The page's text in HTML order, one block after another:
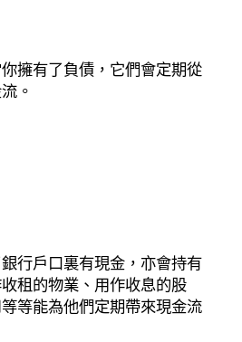
擁有了負債，它們會定期從
。
行戶口裏有現金，亦會持有
租的物業、用作收息的股
等能為他們定期帶來現金流